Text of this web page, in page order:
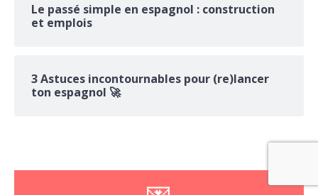
Le passé simple en espagnol : construction
et emplois
3 Astuces incontournables pour (re)lancer
ton espagnol 🚀